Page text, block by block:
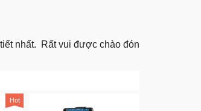
nhất. Rất vui được chào đón
Hot